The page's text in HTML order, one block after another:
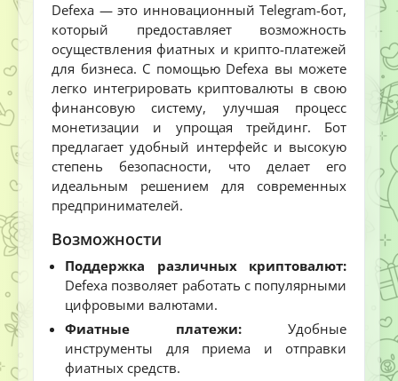
Defexa — это инновационный Telegram-бот,
который предоставляет возможность
осуществления фиатных и крипто-платежей
для бизнеса. С помощью Defexa вы можете
легко интегрировать криптовалюты в свою
финансовую систему, улучшая процесс
монетизации и упрощая трейдинг. Бот
предлагает удобный интерфейс и высокую
степень безопасности, что делает его
идеальным решением для современных
предпринимателей.
Возможности
Поддержка различных криптовалют:
Defexa позволяет работать с популярными
цифровыми валютами.
Фиатные платежи: Удобные
инструменты для приема и отправки
фиатных средств.